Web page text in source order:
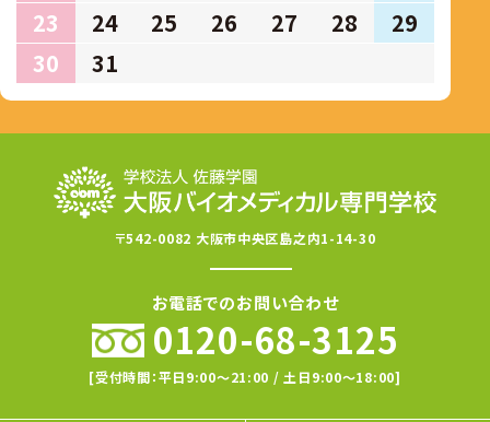
23
24 25 26 27 28
29
30
31
〒542-0082 大阪市中央区島之内1-14-30
お電話でのお問い合わせ
0120-68-3125
[受付時間：平日9:00〜21:00 / 土日9:00〜18:00]